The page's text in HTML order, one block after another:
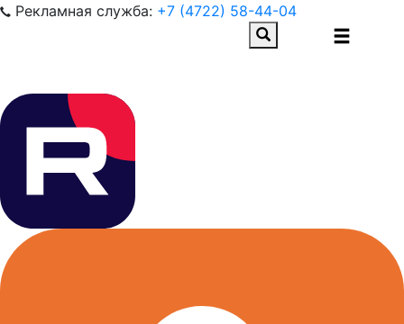
Рекламная служба: +7 (4722) 58-44-04